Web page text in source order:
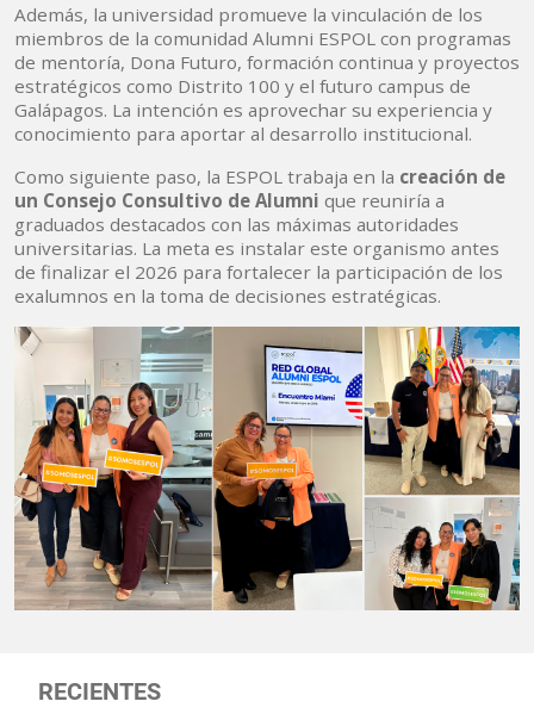
Además, la universidad promueve la vinculación de los
miembros de la comunidad Alumni ESPOL con programas
de mentoría, Dona Futuro, formación continua y proyectos
estratégicos como Distrito 100 y el futuro campus de
Galápagos. La intención es aprovechar su experiencia y
conocimiento para aportar al desarrollo institucional.
Como siguiente paso, la ESPOL trabaja en la creación de
un Consejo Consultivo de Alumni que reuniría a
graduados destacados con las máximas autoridades
universitarias. La meta es instalar este organismo antes
de finalizar el 2026 para fortalecer la participación de los
exalumnos en la toma de decisiones estratégicas.
RECIENTES